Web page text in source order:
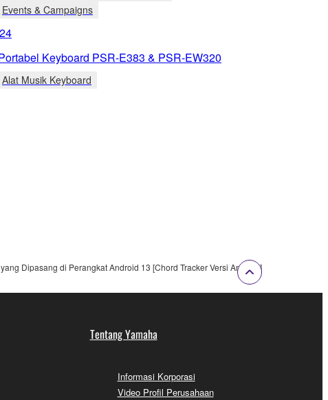
Events & Campaigns
Keyboard PSR-E383 & PSR-EW320
Alat Musik Keyboard
Dipasang di Perangkat Android 13 [Chord Tracker Versi Android]
Tentang Yamaha
Informasi Korporasi
Video Profil Perusahaan